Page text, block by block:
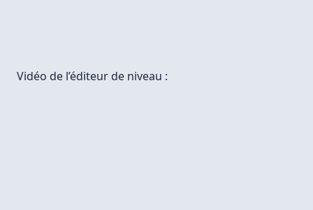
Vidéo de l’éditeur de niveau :